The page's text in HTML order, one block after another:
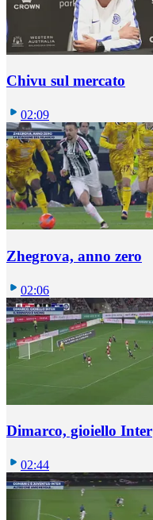
Chivu sul mercato
02:09
Zhegrova, anno zero
02:06
Dimarco, gioiello Inter
02:44